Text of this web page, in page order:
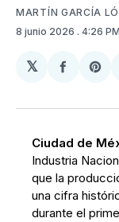
MARTÍN GARCÍA
8 junio 2026 . 4:26 PM
𝕏
Ciudad de
Industria
que la
una cifra
durante el